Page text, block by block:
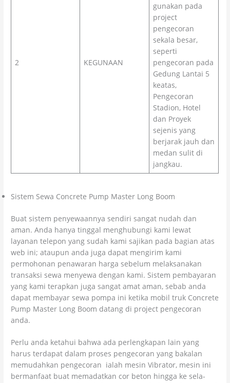
2 KEGUNAAN
gunakan pada
project
pengecoran
sekala besar,
seperti
pengecoran pada
Gedung Lantai 5
keatas,
Pengecoran
Stadion, Hotel
dan Proyek
sejenis yang
berjarak jauh dan
medan sulit di
jangkau.
Sistem Sewa Concrete Pump Master Long Boom
Buat sistem penyewaannya sendiri sangat nudah dan
aman. Anda hanya tinggal menghubungi kami lewat
layanan telepon yang sudah kami sajikan pada bagian atas
web ini; ataupun anda juga dapat mengirim kami
permohonan penawaran harga sebelum melaksanakan
transaksi sewa menyewa dengan kami. Sistem pembayaran
yang kami terapkan juga sangat amat aman, sebab anda
dapat membayar sewa pompa ini ketika mobil truk Concrete
Pump Master Long Boom datang di project pengecoran
anda.
Perlu anda ketahui bahwa ada perlengkapan lain yang
harus terdapat dalam proses pengecoran yang bakalan
memudahkan pengecoran ialah mesin Vibrator, mesin ini
bermanfaat buat memadatkan cor beton hingga ke sela-